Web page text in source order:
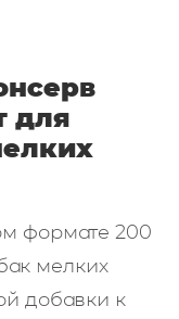
для
формате 200
мелких
добавки к